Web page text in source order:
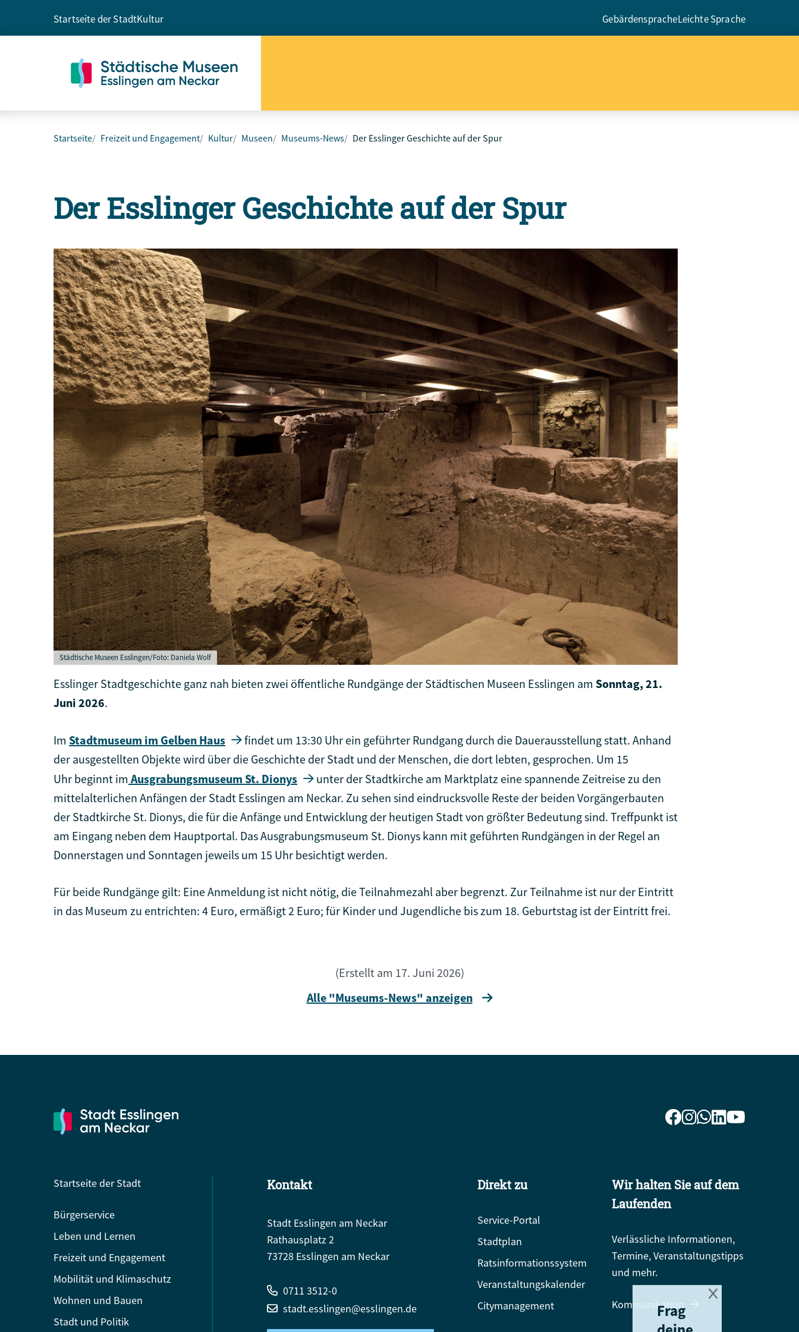
Startseite der StadtKultur GebärdenspracheLeichte Sprache
Startseite Freizeit und Engagement Kultur Museen Museums-News Der Esslinger Geschichte auf der Spur
Der Esslinger Geschichte auf der Spur
Städtische Museen Esslingen/Foto: Daniela Wolf
Esslinger Stadtgeschichte ganz nah bieten zwei öffentliche Rundgänge der Städtischen Museen Esslingen am Sonntag, 21.
Juni 2026.
Im Stadtmuseum im Gelben Haus
findet um 13:30 Uhr ein geführter Rundgang durch die Dauerausstellung statt. Anhand
der ausgestellten Objekte wird über die Geschichte der Stadt und der Menschen, die dort lebten, gesprochen. Um 15
Uhr beginnt im Ausgrabungsmuseum St. Dionys
unter der Stadtkirche am Marktplatz eine spannende Zeitreise zu den
mittelalterlichen Anfängen der Stadt Esslingen am Neckar. Zu sehen sind eindrucksvolle Reste der beiden Vorgängerbauten
der Stadtkirche St. Dionys, die für die Anfänge und Entwicklung der heutigen Stadt von größter Bedeutung sind. Treffpunkt ist
am Eingang neben dem Hauptportal. Das Ausgrabungsmuseum St. Dionys kann mit geführten Rundgängen in der Regel an
Donnerstagen und Sonntagen jeweils um 15 Uhr besichtigt werden.
Für beide Rundgänge gilt: Eine Anmeldung ist nicht nötig, die Teilnahmezahl aber begrenzt. Zur Teilnahme ist nur der Eintritt
in das Museum zu entrichten: 4 Euro, ermäßigt 2 Euro; für Kinder und Jugendliche bis zum 18. Geburtstag ist der Eintritt frei.
(Erstellt am 17. Juni 2026)
Alle "Museums-News" anzeigen
Startseite der Stadt
Bürgerservice
Leben und Lernen
Freizeit und Engagement
Mobilität und Klimaschutz
Wohnen und Bauen
Stadt und Politik
Kontakt
Stadt Esslingen am Neckar
Rathausplatz 2
73728 Esslingen am Neckar
0711 3512-0
stadt.esslingen@esslingen.de
Direkt zu
Service-Portal
Stadtplan
Ratsinformationssystem
Veranstaltungskalender
Citymanagement
Wir halten Sie auf dem
Laufenden
Verlässliche Informationen,
Termine, Veranstaltungstipps
und mehr.
Kommunikation
Frag